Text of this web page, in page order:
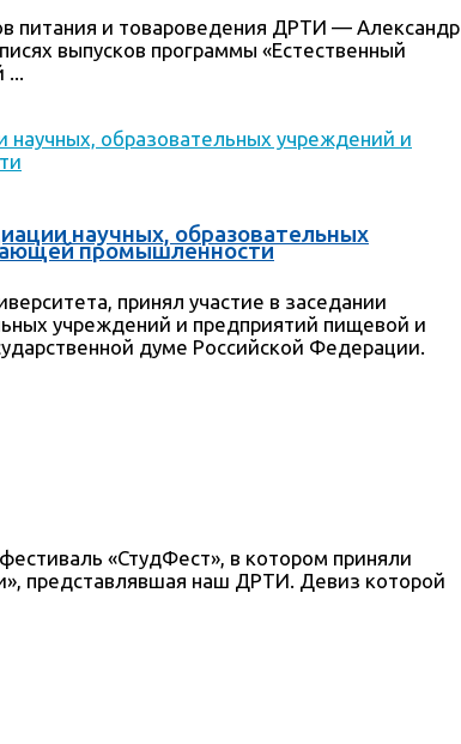
питания и товароведения ДРТИ — Александр
выпусков программы «Естественный
...
научных, образовательных
промышленности
принял участие в заседании
учреждений и предприятий пищевой и
думе Российской Федерации.
«СтудФест», в котором приняли
представлявшая наш ДРТИ. Девиз которой